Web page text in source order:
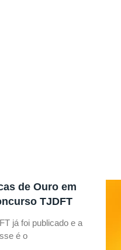
de Ouro em
TJDFT
já foi publicado e a
é o